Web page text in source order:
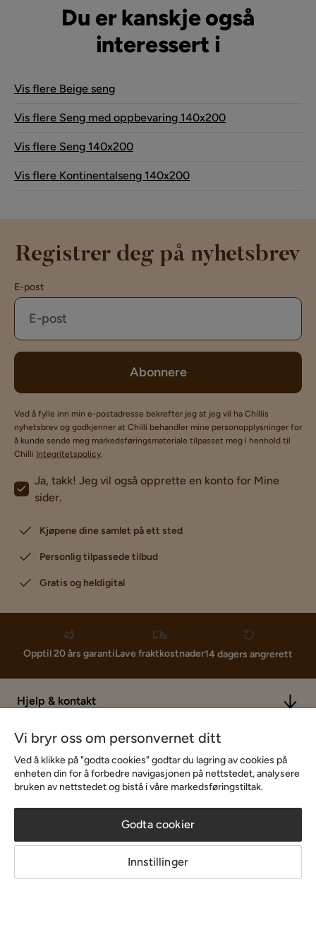
Du er kanskje også
interessert i
Vis flere Beige seng
Vis flere Seng med oppbevaring 140x200
Vis flere Seng 140x200
Vis flere Kontinentalseng 140x200
Registrer deg på nyhetsbrev
E-post
Abonnere
Ved å fylle inn min e-postadresse bekrefter jeg at jeg vil ha Chillis
nyhetsbrev og godkjenner at Chilli behandler mine personopplysninger for
å kunde sende meg markedsføringsmateriale tilpasset meg i henhold til
Chilli Integritetspolicy.
Ja, takk! Jeg vil også opprette en konto for Mine
sider.
Kjøpene dine samlet på ett sted
Personlig tilpassede tilbud
Gratis og heldigital
Opptil 20 års garantiLave fraktkostnader14 dagers angrerett
Hjelp & kontakt
Sortiment & tilbud
Inspirasjon
Om Chilli
Vi bryr oss om personvernet ditt
Ved å klikke på "godta cookies" godtar du lagring av cookies på
enheten din for å forbedre navigasjonen på nettstedet, analysere
bruken av nettstedet og bistå i våre markedsføringstiltak.
Godta cookier
Innstillinger